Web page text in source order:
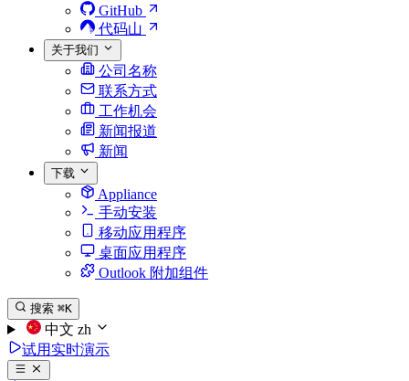
GitHub
代码山
关于我们
公司名称
联系方式
工作机会
新闻报道
新闻
下载
Appliance
手动安装
移动应用程序
桌面应用程序
Outlook 附加组件
搜索 ⌘K
中文 zh
试用实时演示